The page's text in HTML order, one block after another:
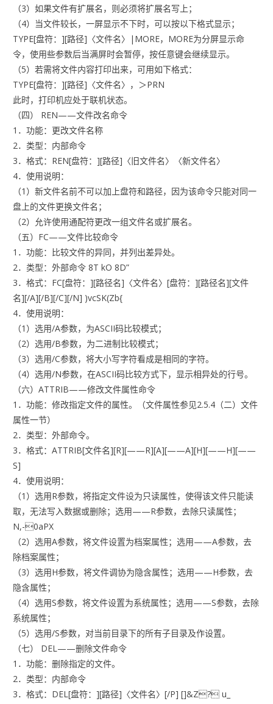
（3）如果文件有扩展名，则必须将扩展名写上；
（4）当文件较长，一屏显示不下时，可以按以下格式显示；
TYPE[盘符：][路径]〈文件名〉|MORE，MORE为分屏显示命
令，使用些参数后当满屏时会暂停，按任意键会继续显示。
（5）若需将文件内容打印出来，可用如下格式：
TYPE[盘符：][路径]〈文件名〉，＞PRN
此时，打印机应处于联机状态。
（四） REN——文件改名命令
1．功能：更改文件名称
2．类型：内部命令
3．格式：REN[盘符：][路径]〈旧文件名〉〈新文件名〉
4．使用说明：
（1）新文件名前不可以加上盘符和路径，因为该命令只能对同一
盘上的文件更换文件名；
（2）允许使用通配符更改一组文件名或扩展名。
（五）FC——文件比较命令
1．功能：比较文件的异同，并列出差异处。
2．类型：外部命令 8T kO 8D”
3．格式：FC[盘符：][路径名]〈文件名〉[盘符：][路径名][文件
名][/A][/B][/C][/N] )vcSK(Zb{
4．使用说明：
（1）选用/A参数，为ASCII码比较模式；
（2）选用/B参数，为二进制比较模式；
（3）选用/C参数，将大小写字符看成是相同的字符。
（4）选用/N参数，在ASCII码比较方式下，显示相异处的行号。
（六）ATTRIB——修改文件属性命令
1．功能：修改指定文件的属性。（文件属性参见2.5.4（二）文件
属性一节）
2．类型：外部命令。
3．格式：ATTRIB[文件名][R][——R][A][——A][H][——H][——
S]
4．使用说明：
（1）选用R参数，将指定文件设为只读属性，使得该文件只能读
取，无法写入数据或删除；选用——R参数，去除只读属性；
N,-0aPX
（2）选用A参数，将文件设置为档案属性；选用——A参数，去
除档案属性；
（3）选用H参数，将文件调协为隐含属性；选用——H参数，去
隐含属性；
（4）选用S参数，将文件设置为系统属性；选用——S参数，去除
系统属性；
（5）选用/S参数，对当前目录下的所有子目录及作设置。
（七） DEL——删除文件命令
1．功能：删除指定的文件。
2．类型：内部命令
3．格式：DEL[盘符：][路径]〈文件名〉[/P] []&Z? u_